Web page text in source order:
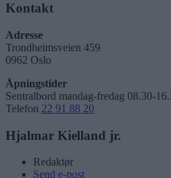
Kontakt
Adresse
Trondheimsveien 459
0962 Oslo
Åpningstider
Sentralbord mandag-fredag 08.30-
Telefon 22 91 88 20
Hjalmar Kielland jr.
Redaktør
Send e-post